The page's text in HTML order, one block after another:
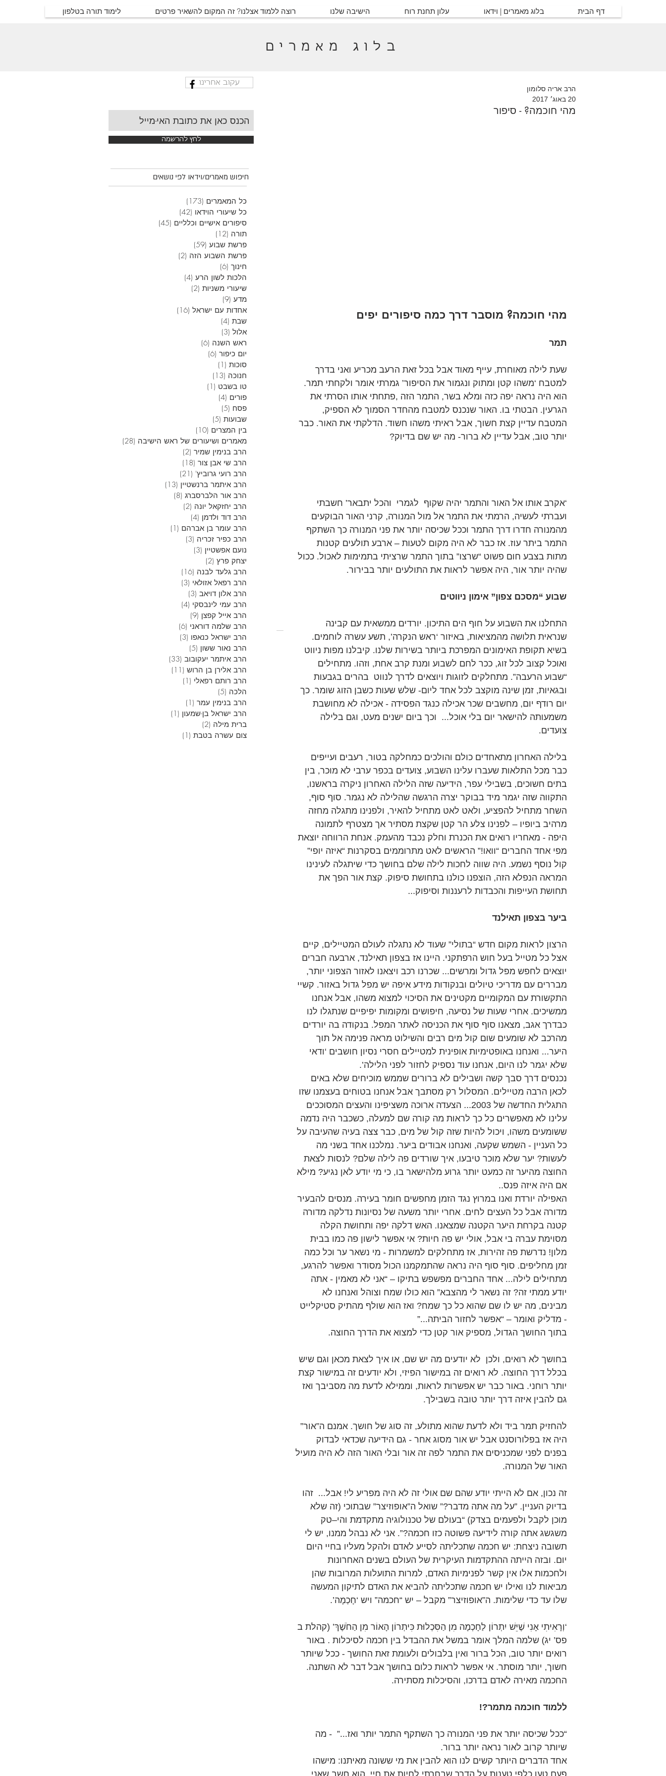
דף הבית בלוג מאמרים | וידאו עלון תחנת רוח הישיבה שלנו רוצה ללמוד אצלנו? זה המקום להשאיר פרטים לימוד תורה בטלפון
בלוג מאמרים
עקוב אחרינו
לחץ להרשמה
חיפוש מאמרים/וידאו לפי נושאים
כל המאמרים (173)
כל שיעורי הוידאו (42)
סיפורים אישיים וכלליים (45)
תורה (12)
פרשת שבוע (59)
פרשת השבוע הזה (2)
חינוך (6)
הלכות לשון הרע (4)
שיעורי משניות (2)
מדע (9)
אחדות עם ישראל (16)
שבת (4)
אלול (3)
ראש השנה (6)
יום כיפור (6)
סוכות (1)
חנוכה (13)
טו בשבט (1)
פורים (4)
פסח (5)
שבועות (5)
בין המצרים (10)
מאמרים ושיעורים של ראש הישיבה (28)
הרב בנימין שמיר (2)
הרב שי אבן צור (18)
הרב רועי גרוביץ' (21)
הרב איתמר ברנשטיין (13)
הרב אור הלברסברג (8)
הרב יחזקאל יונה (2)
הרב דוד ולדמן (4)
הרב עומר בן אברהם (1)
הרב כפיר זכריה (3)
נועם אפשטיין (3)
יצחק פרץ (2)
הרב גלעד לבנה (16)
הרב רפאל אזולאי (3)
הרב אלון דויאב (3)
הרב עמי לינבסקי (4)
הרב אייל קפצן (9)
הרב שלמה דוראני (6)
הרב ישראל כנאפו (3)
הרב נאור ששון (5)
הרב איתמר יעקובוב (33)
הרב אלירן בן הרוש (11)
הרב רותם רפאלי (1)
הלכה (5)
הרב בנימין עמר (1)
הרב ישראל בן-שמעון (1)
ברית מילה (2)
צום עשרה בטבת (1)
מהי חוכמה? - סיפור
הרב אריה סלומון
20 באוג׳ 2017
מהי חוכמה? מוסבר דרך כמה סיפורים יפים
תמר
שעת לילה מאוחרת, עייף מאוד אבל בכל זאת הרעב מכריע ואני בדרך
למטבח ‘משהו קטן ומתוק ונגמור את הסיפור’ גמרתי אומר ולקחתי תמר.
הוא היה נראה יפה כזה ומלא בשר, התמר הזה ,פתחתי אותו הסרתי את
הגרעין. הבטתי בו. האור שנכנס למטבח מהחדר הסמוך לא הספיק,
המטבח עדיין קצת חשוך, אבל ראיתי משהו חשוד. הדלקתי את האור. כבר
יותר טוב, אבל עדיין לא ברור- מה יש שם בדיוק?
‘אקרב אותו אל האור והתמר יהיה שקוף  לגמרי  והכל יתבאר’ חשבתי
ועברתי לעשיה, הרמתי את התמר אל מול המנורה, קרני האור הבוקעים
מהמנורה חדרו דרך התמר וככל שכיסה יותר את פני המנורה כך השתקף
התמר ביתר עוז. אז כבר לא היה מקום לטעות – ארבע תולעים קטנות
מתות בצבע חום פשוט “שרצו” בתוך התמר שרציתי בתמימות לאכול. ככול
שהיה יותר אור, היה אפשר לראות את התולעים יותר בבירור.
שבוע “מסכם צפון” אימון ניווטים
התחלנו את השבוע על חוף הים התיכון. יורדים ממשאית עם קבינה
שנראית תלושה מהמציאות, באיזור ‘ראש הנקרה’, תשע עשרה לוחמים.
בשיא תקופת האימונים המפרכת ביותר בשירות שלנו. קיבלנו מפות ניווט
ואוכל קצוב לכל זוג, ככר לחם לשבוע ומנת קרב אחת, וזהו. מתחילים
“שבוע הרעבה”. מתחלקים לזוגות ויוצאים לדרך לנווט  בהרים בגבעות
ובגאיות, זמן שינה מוקצב לכל אחד ליום- שלש שעות כשבן הזוג שומר. כך
יום רודף יום, מחשבים שכר אכילה כנגד הפסידה - אכילה לא מחושבת
משמעותה להישאר יום בלי אוכל...  וכך ביום ישנים מעט, וגם בלילה
צועדים.
בלילה האחרון מתאחדים כולם והולכים כמחלקה בטור, רעבים ועייפים
כבר מכל התלאות שעברו עלינו השבוע, צועדים בכפר ערבי לא מוכר, בין
בתים חשוכים, בשבילי עפר, הידיעה שזה הלילה האחרון ניקרה בראשנו,
התקווה שזה יגמר מיד בבוקר יצרה הרגשה שהלילה לא נגמר. סוף סוף,
השחר מתחיל להפציע, ולאט לאט מתחיל להאיר, ולפנינו מתגלה מחזה
מרהיב ביופיו – לפנינו צלע הר קטן שקצת מסתיר אך מצטרף לתמונה
היפה - מאחריו רואים את הכנרת וחלק נכבד מהעמק. אנחת הרווחה יוצאת
מפי אחד החברים “וואו!” הראשים לאט מתרוממים בסקרנות “איזה יופי”
קול נוסף נשמע. היה שווה לחכות לילה שלם בחושך כדי שיתגלה לעינינו
המראה הנפלא הזה, הוצפנו כולנו בתחושת סיפוק. קצת אור הפך את
תחושת העייפות והכבדות לרעננות וסיפוק...
ביער בצפון תאילנד
הרצון לראות מקום חדש “בתולי” שעוד לא נתגלה לעולם המטיילים, קיים
אצל כל מטייל בעל חוש הרפתקני. היינו אז בצפון תאילנד, ארבעה חברים
יוצאים לחפש מפל גדול ומרשים... שכרנו רכב ויצאנו לאזור הצפוני יותר,
מבררים עם מדריכי טיולים ובנקודות מידע איפה יש מפל גדול באזור. קשיי
התקשורת עם המקומיים מקטינים את הסיכוי למצוא משהו, אבל אנחנו
ממשיכים. אחרי שעות של נסיעה, חיפושים ומקומות יפיפיים שנתגלו לנו
כבדרך אגב, מצאנו סוף סוף את הכניסה לאתר המפל. בנקודה בה יורדים
מהרכב לא שומעים שום קול מים רבים והשילוט מראה פנימה אל תוך
היער... ואנחנו באופטימיות אופינית למטיילים חסרי נסיון חושבים ‘ודאי
שלא יגמר לנו היום, אנחנו עוד נספיק לחזור לפני הלילה’.
נכנסים דרך סבך קשה ושבילים לא ברורים שממש מוכיחים שלא באים
לכאן הרבה מטיילים. המסלול רק מסתבך אבל אנחנו בטוחים בעצמנו שזו
התגלית החדשה של 2003... הצעדה ארוכה משציפינו והעצים המסוככים
עלינו לא מאפשרים כל כך לראות מה קורה שם למעלה, כשכבר היה נדמה
ששומעים משהו, ויכול להיות שזה קול של מים, כבר צצה בעיה שהעיבה על
כל העניין - השמש שקעה, ואנחנו אבודים ביער. נמלכנו אחד בשני מה
לעשות? יער שלא מוכר טיבעו, איך שורדים פה לילה שלם? לנסות לצאת
החוצה מהיער זה כמעט יותר גרוע מלהישאר בו, כי מי יודע לאן נגיע? מילא
אם היה איזה פנס..
האפילה יורדת ואנו במרוץ נגד הזמן מחפשים חומר בעירה. מנסים להבעיר
מדורה אבל כל העצים לחים. אחרי יותר משעה של נסיונות נדלקה מדורה
קטנה בקרחת היער הקטנה שמצאנו. האש דלקה יפה ותחושת הקלה
מסוימת עברה בי אבל, אולי יש פה חיות? אי אפשר לישון פה כמו בבית
מלון! נדרשת פה זהירות, אז מתחלקים למשמרות - מי נשאר ער וכל כמה
זמן מחליפים. סוף סוף היה נראה שהתמקמנו הכול מסודר ואפשר להרגע,
מתחילים לילה... אחד החברים מפשפש בתיקו – “אני לא מאמין - אתה
יודע ממתי זה? זה נשאר לי מהצבא” הוא כולו שמח וצוהל ואנחנו לא
מבינים, מה יש לו שם שהוא כל כך שמח? ואז הוא שולף מהתיק סטיקלייט
- מדליק ואומר – “אפשר לחזור הביתה...”
בתוך החושך הגדול, מספיק אור קטן כדי למצוא את הדרך החוצה.
בחושך לא רואים, ולכן  לא יודעים מה יש שם, או איך לצאת מכאן וגם שיש
בכלל דרך החוצה. לא רואים זה במישור הפיזי, ולא יודעים זה במישור קצת
יותר רוחני. באור כבר יש אפשרות לראות, וממילא לדעת מה מסביבך ואז
גם להבין איזה דרך יותר טובה בשבילך.
להחזיק תמר ביד ולא לדעת שהוא מתולע, זה סוג של חושך. אמנם ה”אור”
היה אז בפלורוסנט אבל יש אור מסוג אחר - גם הידיעה שכדאי לבדוק
בפנים לפני שמכניסים את התמר לפה זה אור ובלי האור הזה לא היה מועיל
האור של המנורה.
זה נכון, אם לא הייתי יודע שהם שם אולי זה לא היה מפריע לי! אבל...  זהו
בדיוק העניין. ”על מה אתה מדבר?” שואל ה”אופוזיצר” שבתוכי (זה שלא
מוכן לקבל ולפעמים בצדק) “בעולם של טכנולוגיה מתקדמת והי–טק
משגשג אתה קורה לידיעה פשוטה כזו חכמה?”. אני לא נבהל ממנו, יש לי
תשובה ניצחת: יש חכמה שתכליתה לסייע לאדם ולהקל מעליו בחיי היום
יום. ובזה הייתה ההתקדמות העיקרית של העולם בשנים האחרונות
ולחכמות אלו אין קשר לפנימיות האדם, למרות התועלות המרובות שהן
מביאות לנו ואילו יש חכמה שתכליתה להביא את האדם לתיקון המעשה
שלו עד כדי שלימות. ה”אופוזיצר” מקבל – יש “חכמה” ויש ‘חָכְמָה’.
‘וְרָאִיתִי אָנִי שֶׁיֵּשׁ יִתְרוֹן לַחָכְמָה מִן הַסִּכְלוּת כִּיתְרוֹן הָאוֹר מִן הַחֹשֶׁךְ’ (קהלת ב
פס’ יג) שלמה המלך אומר במשל את ההבדל בין חכמה לסיכלות . באור
רואים יותר טוב, הכל ברור ואין בלבולים ולעומת זאת החושך - ככל שיותר
חשוך, יותר מוסתר. אי אפשר לראות כלום בחושך אבל דבר לא השתנה.
החכמה מאירה לאדם בדרכו, והסיכלות מסתירה.
ללמוד חוכמה מתמר?!
“ככל שכיסה יותר את פני המנורה כך השתקף התמר יותר ואז...”  - מה
שיותר קרוב לאור נראה יותר ברור.
אחד הדברים היותר קשים לנו הוא להבין את מי ששונה מאיתנו: מישהו
פעם טען כלפי טענות על הדרך שבחרתי לחיות את חיי, הוא חשב שאני